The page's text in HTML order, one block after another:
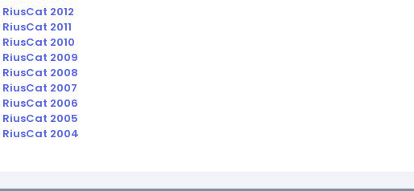
2012
2011
2010
2009
2008
2007
2006
2005
2004